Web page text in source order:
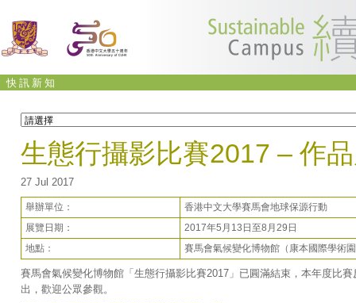
快訊新知
生態行攝影比賽2017 – 作
27 Jul 2017
舉辦單位：
香港中文大學賽馬會地球保源行動
展覽日期：
2017年5月13日至8月29日
地點：
賽馬會氣候變化博物館（康本國際學術
賽馬會氣候變化博物館「生態行攝影比賽2017」已圓滿結束，本年度比
出，歡迎公眾參觀。